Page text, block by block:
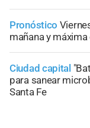
Pronóstico
mañana y máxima
Ciudad capital
para sanear
Santa Fe